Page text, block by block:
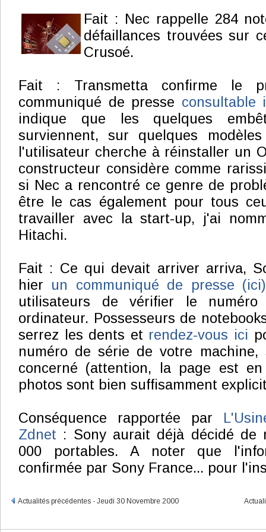
Fait : Nec rappelle 284
défaillances trouvées sur
Crusoé.
Fait : Transmetta confirme le
communiqué de presse consultable
indique que les quelques
surviennent, sur quelques
l'utilisateur cherche à réinstaller un
constructeur considère comme
si Nec a rencontré ce genre de
être le cas également pour tous
travailler avec la start-up, j'ai
Hitachi.
Fait : Ce qui devait arriver arriva,
hier un communiqué de presse (ici)
utilisateurs de vérifier le
ordinateur. Possesseurs de
serrez les dents et rendez-vous ici
numéro de série de votre
concerné (attention, la page est
photos sont bien suffisamment
Conséquence rapportée par
Zdnet : Sony aurait déjà décidé de
000 portables. A noter que
confirmée par Sony France... pour
Actualités précédentes - Jeudi 30 Novembre 2000